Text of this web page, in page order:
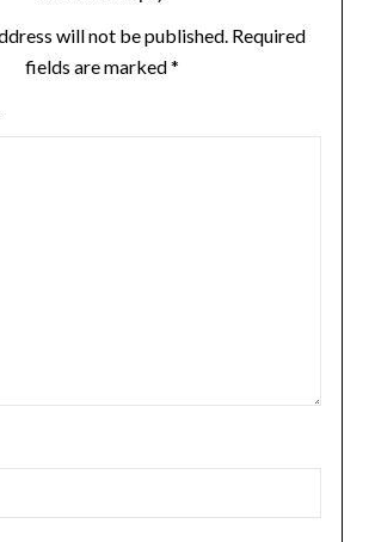
will not be published. Required
fields are marked*